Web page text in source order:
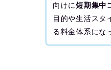
向けに短期集中
目的や生活スタ
る料金体系にな